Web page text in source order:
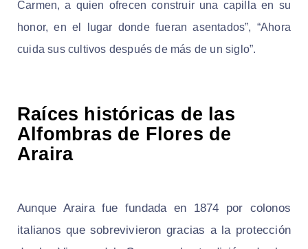
Carmen, a quien ofrecen construir una capilla en su
honor, en el lugar donde fueran asentados”, “Ahora
cuida sus cultivos después de más de un siglo”.
Raíces históricas de las
Alfombras de Flores de
Araira
Aunque Araira fue fundada en 1874 por colonos
italianos que sobrevivieron gracias a la protección